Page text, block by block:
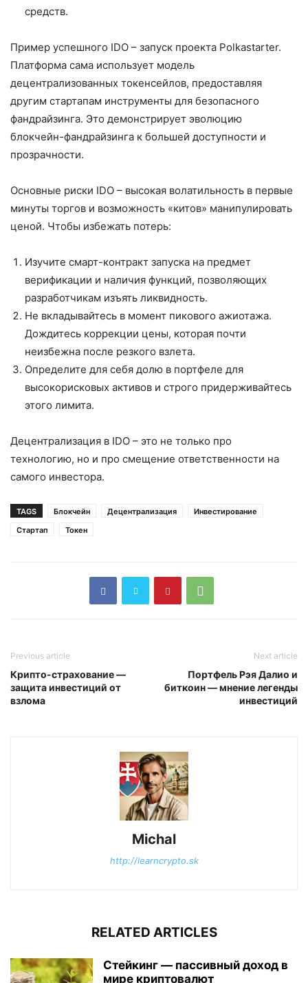
средств.
Пример успешного IDO – запуск проекта Polkastarter.
Платформа сама использует модель
децентрализованных токенсейлов, предоставляя
другим стартапам инструменты для безопасного
фандрайзинга. Это демонстрирует эволюцию
блокчейн-фандрайзинга к большей доступности и
прозрачности.
Основные риски IDO – высокая волатильность в первые
минуты торгов и возможность «китов» манипулировать
ценой. Чтобы избежать потерь:
Изучите смарт-контракт запуска на предмет
верификации и наличия функций, позволяющих
разработчикам изъять ликвидность.
Не вкладывайтесь в момент пикового ажиотажа.
Дождитесь коррекции цены, которая почти
неизбежна после резкого взлета.
Определите для себя долю в портфеле для
высокорисковых активов и строго придерживайтесь
этого лимита.
Децентрализация в IDO – это не только про
технологию, но и про смещение ответственности на
самого инвестора.
TAGS Блокчейн Децентрализация
Инвестирование
Стартап
Токен
Previous article
Крипто-страхование —
защита инвестиций от
взлома
Next article
Портфель Рэя Далио и
биткоин — мнение легенды
инвестиций
Michal
http://learncrypto.sk
RELATED ARTICLES
Стейкинг — пассивный доход в
мире криптовалют